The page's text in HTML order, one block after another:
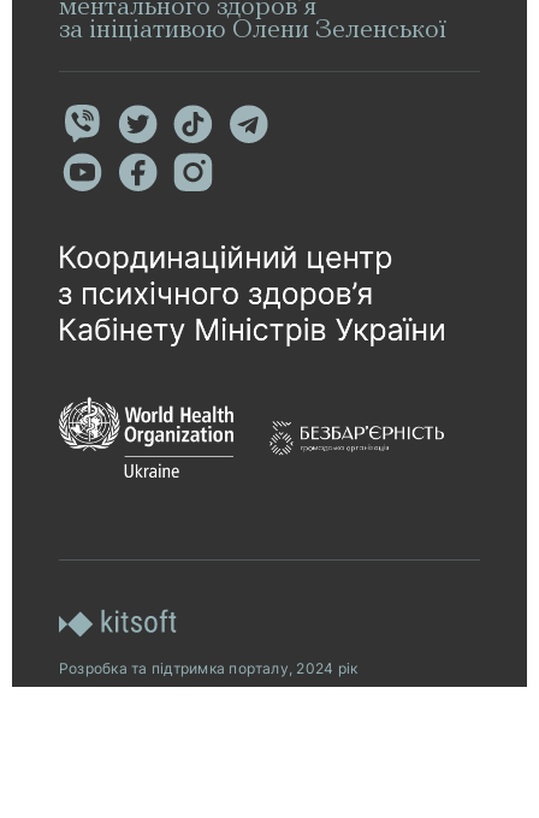
ментального здоров’я
за ініціативою Олени Зеленської
Розробка та підтримка порталу, 2024 рік